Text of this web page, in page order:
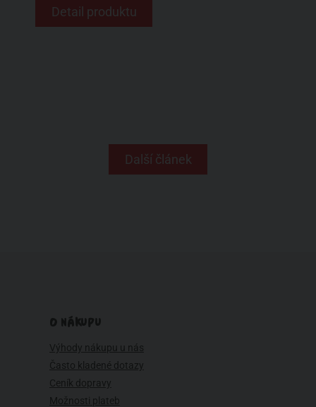
Detail produktu
Další článek
O NÁKUPU
Výhody nákupu u nás
Často kladené dotazy
Ceník dopravy
Možnosti plateb